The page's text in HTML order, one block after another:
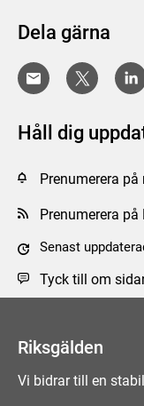
Dela gärna
Håll dig
Prenumerera
Prenumerera
Senast
Tyck till om
Riksgälden
Vi bidrar till en